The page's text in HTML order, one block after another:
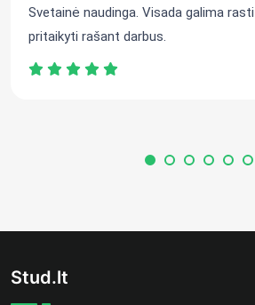
Svetainė naudinga. Visada galima
pritaikyti rašant darbus.
Stud.lt